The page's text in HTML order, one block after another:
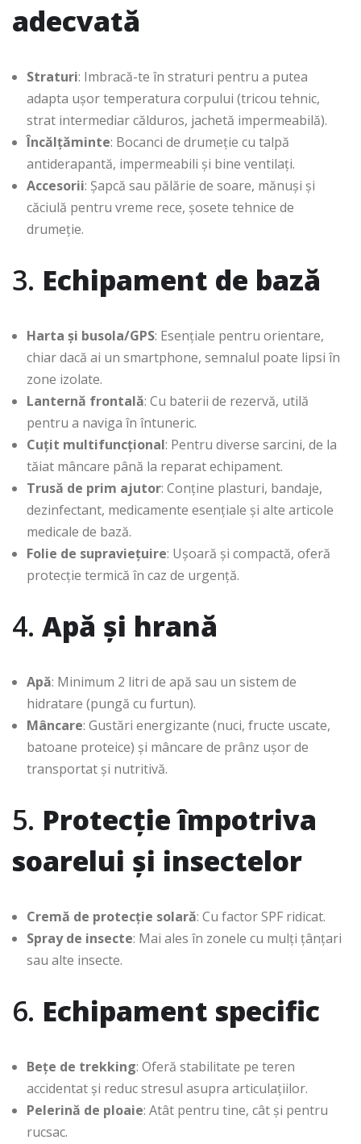
adecvată
Straturi: Imbracă-te în straturi pentru a putea
adapta ușor temperatura corpului (tricou tehnic,
strat intermediar călduros, jachetă impermeabilă).
Încălțăminte: Bocanci de drumeție cu talpă
antiderapantă, impermeabili și bine ventilați.
Accesorii: Șapcă sau pălărie de soare, mănuși și
căciulă pentru vreme rece, șosete tehnice de
drumeție.
3. Echipament de bază
Harta și busola/GPS: Esențiale pentru orientare,
chiar dacă ai un smartphone, semnalul poate lipsi în
zone izolate.
Lanternă frontală: Cu baterii de rezervă, utilă
pentru a naviga în întuneric.
Cuțit multifuncțional: Pentru diverse sarcini, de la
tăiat mâncare până la reparat echipament.
Trusă de prim ajutor: Conține plasturi, bandaje,
dezinfectant, medicamente esențiale și alte articole
medicale de bază.
Folie de supraviețuire: Ușoară și compactă, oferă
protecție termică în caz de urgență.
4. Apă și hrană
Apă: Minimum 2 litri de apă sau un sistem de
hidratare (pungă cu furtun).
Mâncare: Gustări energizante (nuci, fructe uscate,
batoane proteice) și mâncare de prânz ușor de
transportat și nutritivă.
5. Protecție împotriva
soarelui și insectelor
Cremă de protecție solară: Cu factor SPF ridicat.
Spray de insecte: Mai ales în zonele cu mulți țânțari
sau alte insecte.
6. Echipament specific
Bețe de trekking: Oferă stabilitate pe teren
accidentat și reduc stresul asupra articulațiilor.
Pelerină de ploaie: Atât pentru tine, cât și pentru
rucsac.